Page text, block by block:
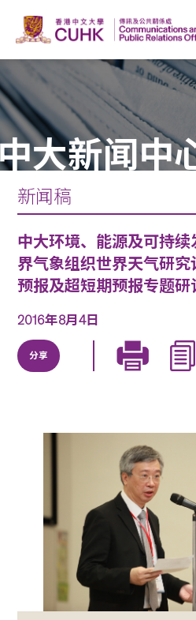
大新闻中
新闻稿
中大环境、能源及可持
界气象组织世界天气研
预报及超短期预报专题研
2016年8月4日
分享